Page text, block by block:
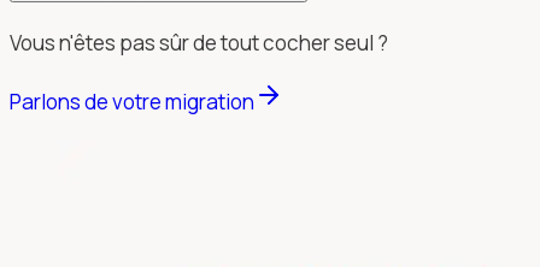
Vous n'êtes pas sûr de tout cocher seul ?
Parlons de votre migration